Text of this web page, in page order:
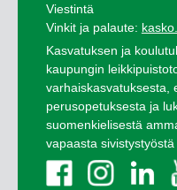
Viestintä
Vinkit ja palaute:
Kasvatuksen ja
kaupungin
varhaiskasvatuksesta,
perusopetuksesta ja
suomenkielisestä
vapaasta